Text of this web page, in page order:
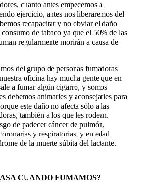
cuanto antes empecemos a
ejercicio, antes nos liberaremos del
recapacitar y no obviar el daño
de tabaco ya que el 50% de las
regularmente morirán a causa de
del grupo de personas fumadoras
oficina hay mucha gente que en
a fumar algún cigarro, y somos
debemos animarles y aconsejarles para
este daño no afecta sólo a las
también a los que les rodean.
de padecer cáncer de pulmón,
y respiratorias, y en edad
de la muerte súbita del lactante.
CUANDO FUMAMOS?